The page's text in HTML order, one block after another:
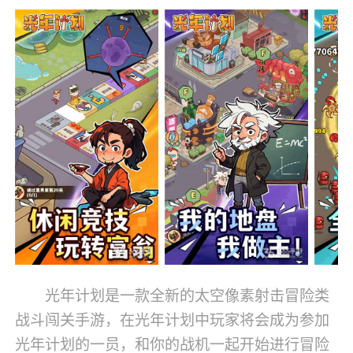
光年计划是一款全新的太空像素射击冒险类
战斗闯关手游，在光年计划中玩家将会成为参加
光年计划的一员，和你的战机一起开始进行冒险